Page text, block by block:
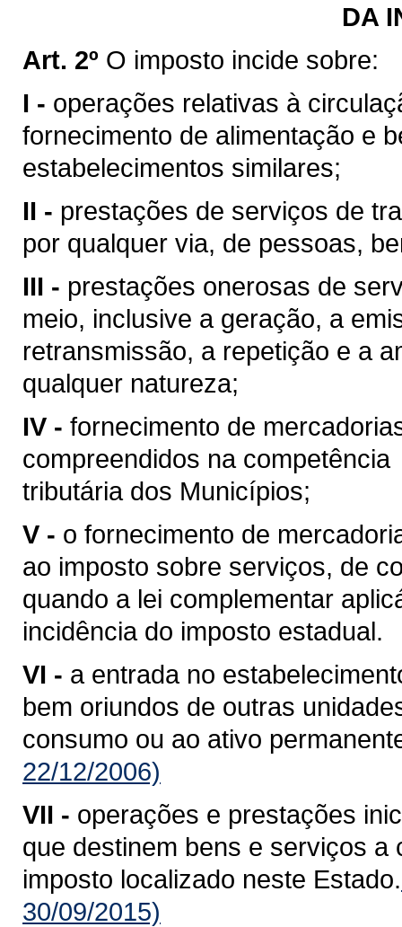
DA
Art. 2º O imposto incide sobre:
I - operações relativas à
fornecimento de alimentação e
estabelecimentos similares;
II - prestações de serviços de
por qualquer via, de pessoas,
III - prestações onerosas de
meio, inclusive a geração, a
retransmissão, a repetição e a
qualquer natureza;
IV - fornecimento de
compreendidos na competência
tributária dos Municípios;
V - o fornecimento de
ao imposto sobre serviços, de
quando a lei complementar
incidência do imposto estadual.
VI - a entrada no
bem oriundos de outras
consumo ou ao ativo
22/12/2006)
VII - operações e prestações
que destinem bens e serviços a
imposto localizado neste Estado.
30/09/2015)